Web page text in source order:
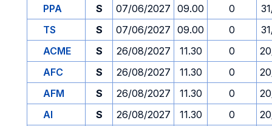
PPA S 07/06/2027 09.00 0
TS
S 07/06/2027 09.00 0
ACME
S 26/08/2027 11.30 0
AFC
S 26/08/2027 11.30 0
AFM
S 26/08/2027 11.30 0
AI
S 26/08/2027 11.30 0